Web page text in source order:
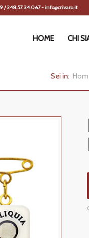
/ 348.57.34.067 - info@crivaro.it
HOME CHI
Sei in: